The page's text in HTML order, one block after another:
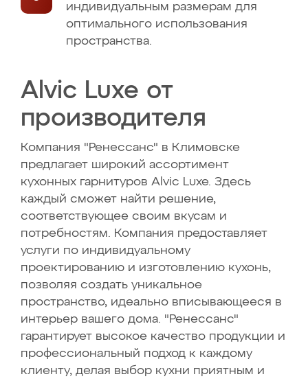
индивидуальным размерам для
оптимального использования
пространства.
Alvic Luxe от
производителя
Компания "Ренессанс" в Климовске
предлагает широкий ассортимент
кухонных гарнитуров Alvic Luxe. Здесь
каждый сможет найти решение,
соответствующее своим вкусам и
потребностям. Компания предоставляет
услуги по индивидуальному
проектированию и изготовлению кухонь,
позволяя создать уникальное
пространство, идеально вписывающееся в
интерьер вашего дома. "Ренессанс"
гарантирует высокое качество продукции и
профессиональный подход к каждому
клиенту, делая выбор кухни приятным и